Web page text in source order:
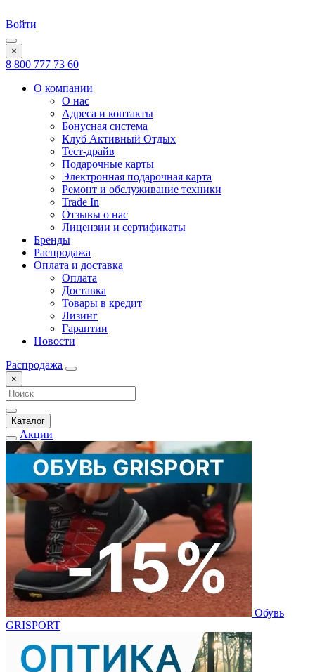
Войти
×
8 800 777 73 60
О компании
О нас
Адреса и контакты
Бонусная система
Клуб Активный Отдых
Тест-драйв
Подарочные карты
Электронная подарочная карта
Ремонт и обслуживание техники
Trade In
Отзывы о нас
Лицензии и сертификаты
Бренды
Распродажа
Оплата и доставка
Оплата
Доставка
Товары в кредит
Лизинг
Гарантии
Новости
Распродажа
×
Каталог
Акции
Обувь
GRISPORT